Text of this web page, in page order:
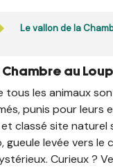
jour de 21h à 5h
En savoir plus
Le vallon de la
au Loup
tous les animaux
punis pour leurs
classé site naturel
levée vers le
Curieux ?